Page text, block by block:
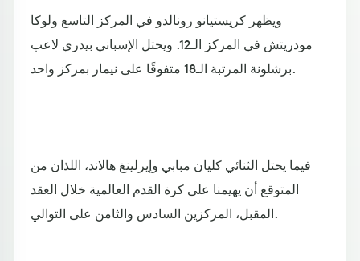
ويظهر كريستيانو رونالدو في المركز التاسع ولوكا
مودريتش في المركز الـ12. ويحتل الإسباني بيدري لاعب
برشلونة المرتبة الـ18 متفوقًا على نيمار بمركز واحد.
فيما يحتل الثنائي كليان مبابي وإيرلينغ هالاند، اللذان من
المتوقع أن يهيمنا على كرة القدم العالمية خلال العقد
المقبل، المركزين السادس والثامن على التوالي.